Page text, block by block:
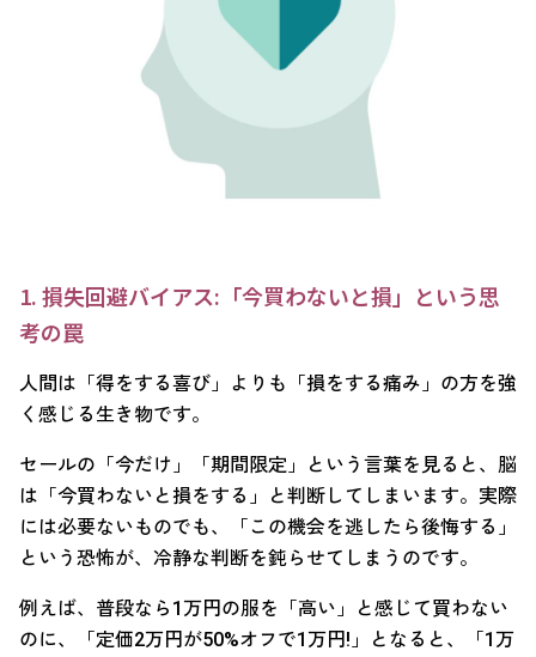
1. 損失回避バイアス:「今買わないと損」という思
考の罠
人間は「得をする喜び」よりも「損をする痛み」の方を強
く感じる生き物です。
セールの「今だけ」「期間限定」という言葉を見ると、脳
は「今買わないと損をする」と判断してしまいます。実際
には必要ないものでも、「この機会を逃したら後悔する」
という恐怖が、冷静な判断を鈍らせてしまうのです。
例えば、普段なら1万円の服を「高い」と感じて買わない
のに、「定価2万円が50%オフで1万円!」となると、「1万